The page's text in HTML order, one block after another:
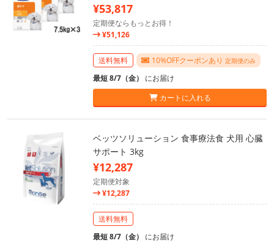
¥53,817
定期便ならもっとお得！
¥51,126
送料無料 10%OFFクーポンあり 定期便のみ
最短 8/7（金） にお届け
カートに入れる
ベッツソリューション 食事療法食 犬用 心臓
サポート 3kg
¥12,287
定期便対象
¥12,287
送料無料
最短 8/7（金） にお届け